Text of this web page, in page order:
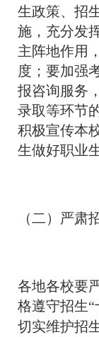
生政策、招
施，充分发
主阵地作用
度；要加强
报咨询服务
录取等环节
积极宣传本
生做好职业
（二）严肃
各地各校要
格遵守招生“
切实维护招